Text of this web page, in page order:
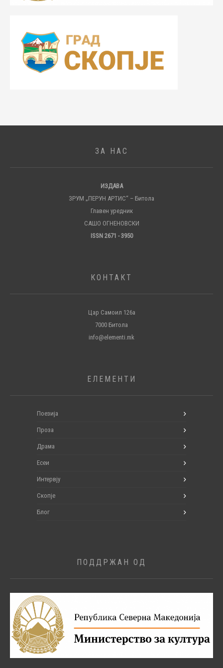
ЗА НАС
ИЗДАВА
ЗРУМ „ПЕРУН АРТИС“ – Битола
Главен уредник
САШО ОГНЕНОВСКИ
ISSN 2671 - 3950
КОНТАКТ
Цар Самоил 126а
7000 Битола
info@elementi.mk
ЕЛЕМЕНТИ
Поезија
Проза
Драма
Есеи
Интервју
Скопје
Блог
ПОДДРЖАН ОД